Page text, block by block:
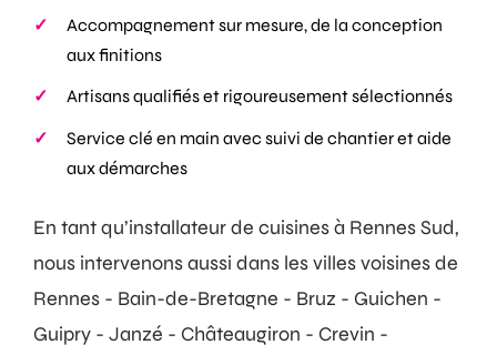
Accompagnement sur mesure, de la conception
aux finitions
Artisans qualifiés et rigoureusement sélectionnés
Service clé en main avec suivi de chantier et aide
aux démarches
En tant qu’installateur de cuisines à Rennes Sud,
nous intervenons aussi dans les villes voisines de
Rennes - Bain-de-Bretagne - Bruz - Guichen -
Guipry - Janzé - Châteaugiron - Crevin -